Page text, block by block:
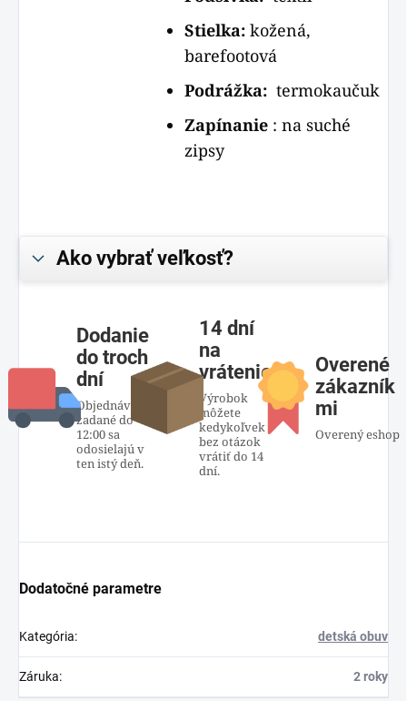
Stielka: kožená,
barefootová
Podrážka: termokaučuk
Zapínanie : na suché
zipsy
Ako vybrať veľkosť?
Dodanie
do troch
dní
Objednávky
zadané do
12:00 sa
odosielajú v
ten istý deň.
14 dní
na
vrátenie
Výrobok
môžete
kedykoľvek
bez otázok
vrátiť do 14
dní.
Overené
zákazník
mi
Overený eshop
Dodatočné parametre
Kategória: detská obuv
Záruka: 2 roky